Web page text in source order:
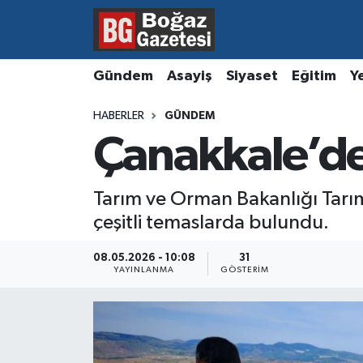
Gündem Asayiş Siyaset Eğitim
HABERLER GÜNDEM
Tarım ve Orman Bakanlığı
çeşitli temaslarda bulundu.
08.05.2026 - 10:08
YAYINLANMA
31
GÖSTERIM
Asayiş
Ekonomi
Kültür ve Sanat
Hava Durumu
Süper Lig Puan Durumu ve Fikstür
Son Dakika Haberleri
Haber Arşivi